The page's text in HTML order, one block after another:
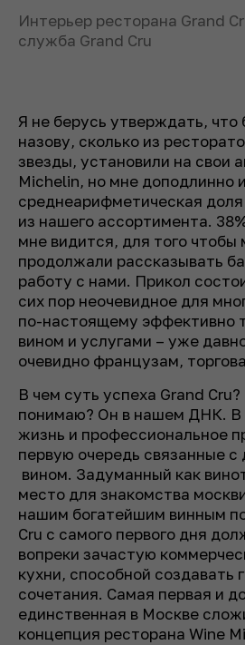
Интерьер ресторана Grand
служба Grand Cru
Я не берусь утверждать, что
назову, сколько из
звезды, установили на свои
Michelin, но мне доподлинно
среднеарифметическая доля
из нашего ассортимента.
мне видится, для того чтобы
продолжали рассказывать
работу с нами. Прикол
сих пор неочевидное для
по-настоящему эффективно
вином и услугами – уже
очевидно французам,
В чем суть успеха Grand Cru?
понимаю? Он в нашем ДНК. В
жизнь и профессиональное
первую очередь связанные
вином. Задуманный как
место для знакомства
нашим богатейшим винным
Cru с самого первого дня
вопреки зачастую
кухни, способной создавать
сочетания. Самая первая и
единственная в Москве
концепция ресторана Wine